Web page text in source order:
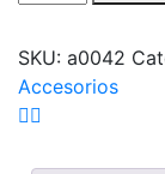
SKU: a0042
Accesorios